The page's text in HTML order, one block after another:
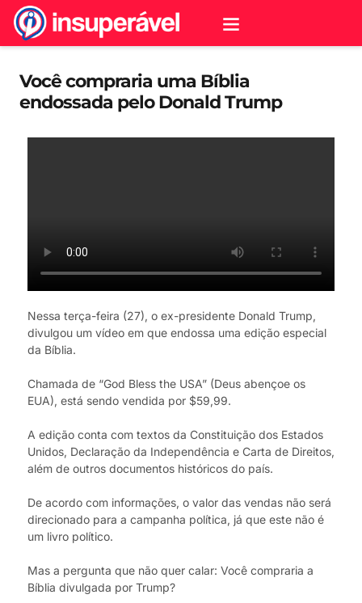
Você compraria uma Bíblia
endossada pelo Donald Trump
Nessa terça-feira (27), o ex-presidente Donald Trump,
divulgou um vídeo em que endossa uma edição especial
da Bíblia.
Chamada de “God Bless the USA” (Deus abençoe os
EUA), está sendo vendida por $59,99.
A edição conta com textos da Constituição dos Estados
Unidos, Declaração da Independência e Carta de Direitos,
além de outros documentos históricos do país.
De acordo com informações, o valor das vendas não será
direcionado para a campanha política, já que este não é
um livro político.
Mas a pergunta que não quer calar: Você compraria a
Bíblia divulgada por Trump?